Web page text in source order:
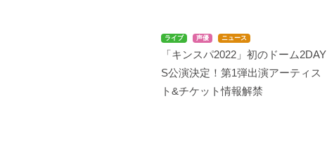
ガールフレンド(仮)
クロスアンジュ 天使と
ライブ 声優 ニュース
「キンスパ2022」初のドーム2DAY
S公演決定！第1弾出演アーティス
ト&チケット情報解禁